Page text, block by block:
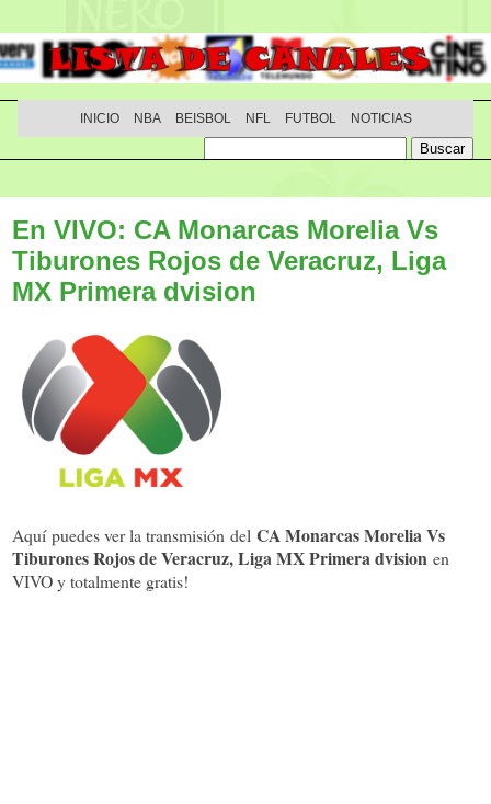
INICIO NBA BEISBOL NFL FUTBOL NOTICIAS
En VIVO: CA Monarcas Morelia Vs
Tiburones Rojos de Veracruz, Liga
MX Primera dvision
Aquí puedes ver la transmisión del CA Monarcas Morelia Vs
Tiburones Rojos de Veracruz, Liga MX Primera dvision en
VIVO y totalmente gratis!